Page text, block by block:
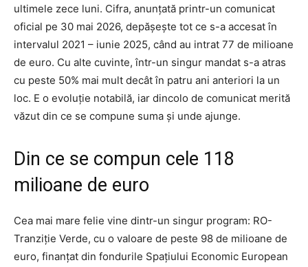
ultimele zece luni. Cifra, anunțată printr-un comunicat
oficial pe 30 mai 2026, depășește tot ce s-a accesat în
intervalul 2021 – iunie 2025, când au intrat 77 de milioane
de euro. Cu alte cuvinte, într-un singur mandat s-a atras
cu peste 50% mai mult decât în patru ani anteriori la un
loc. E o evoluție notabilă, iar dincolo de comunicat merită
văzut din ce se compune suma și unde ajunge.
Din ce se compun cele 118
milioane de euro
Cea mai mare felie vine dintr-un singur program: RO-
Tranziție Verde, cu o valoare de peste 98 de milioane de
euro, finanțat din fondurile Spațiului Economic European